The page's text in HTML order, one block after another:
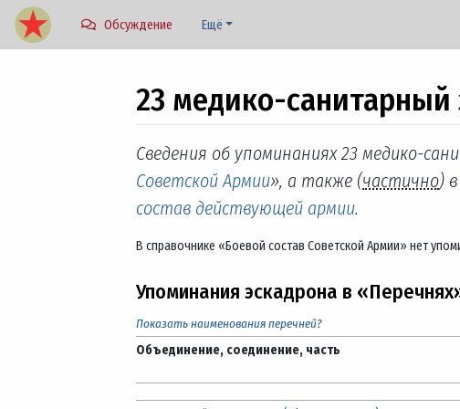
Обсуждение Ещё
23 медико-санитарный
Перейти к:навигация,поиск
Сведения об упоминаниях 23 медико-
Советской Армии», а также (частично) в
состав действующей армии.
В справочнике «Боевой состав Советской Армии» нет
Упоминания эскадрона в
Показать наименования перечней?
Объединение, соединение, часть